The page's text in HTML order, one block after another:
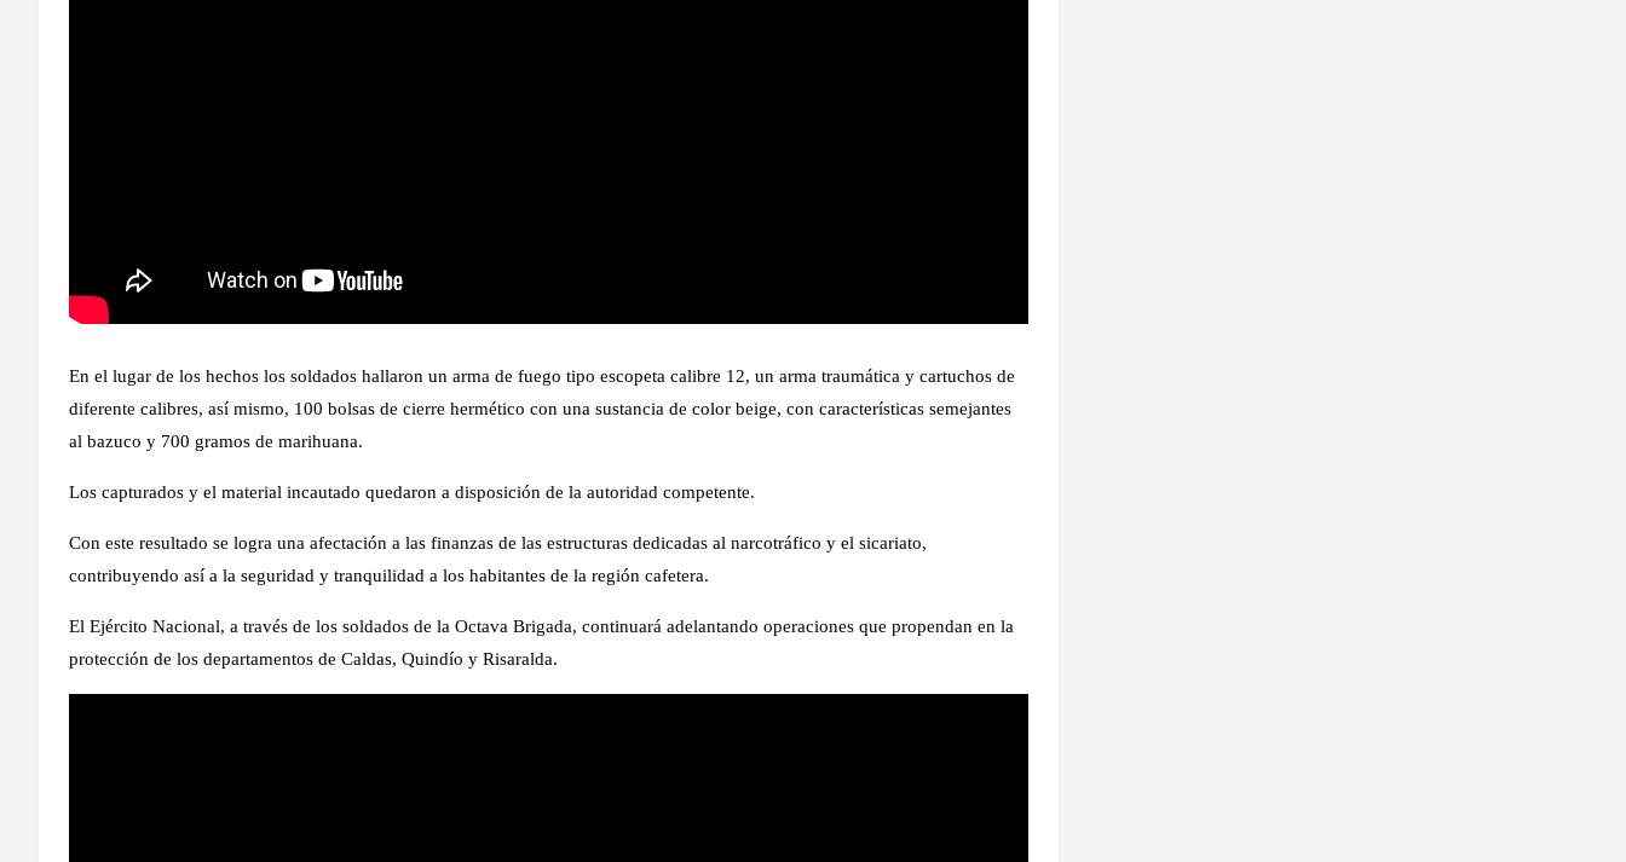
En el lugar de los hechos los soldados hallaron un arma de fuego tipo escopeta calibre 12, un arma traumática y cartuchos de
diferente calibres, así mismo, ⁠100 bolsas de cierre hermético con una sustancia de color beige, con características semejantes
al bazuco y 700 gramos de marihuana.
Los capturados y el material incautado quedaron a disposición de la autoridad competente.
Con este resultado se logra una afectación a las finanzas de las estructuras dedicadas al narcotráfico y el sicariato,
contribuyendo así a la seguridad y tranquilidad a los habitantes de la región cafetera.
El Ejército Nacional, a través de los soldados de la Octava Brigada, continuará adelantando operaciones que propendan en la
protección de los departamentos de Caldas, Quindío y Risaralda.